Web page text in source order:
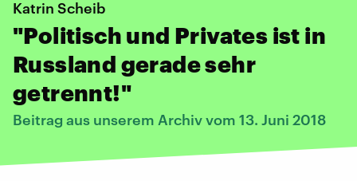
Katrin Scheib
"Politisch und Privates ist in
Russland gerade sehr
getrennt!"
Beitrag aus unserem Archiv vom 13. Juni 2018